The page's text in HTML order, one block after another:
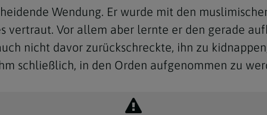
Wendung. Er wurde mit den
vertraut. Vor allem aber lernte er den gerade
nicht davor zurückschreckte, ihn zu
schließlich, in den Orden aufgenommen zu